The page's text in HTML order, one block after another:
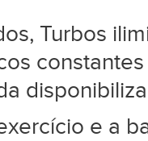
Turbos
e a